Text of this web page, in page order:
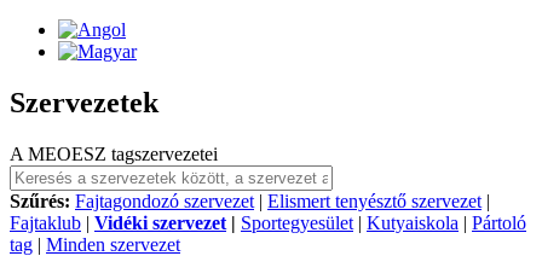
Szervezetek
A MEOESZ tagszervezetei
Szűrés: Fajtagondozó szervezet | Elismert tenyésztő szervezet |
Fajtaklub | Vidéki szervezet | Sportegyesület | Kutyaiskola | Pártoló
tag | Minden szervezet